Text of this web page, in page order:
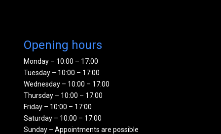
Opening hours
Monday – 10:00 – 17:00
Tuesday – 10:00 – 17:00
Wednesday – 10:00 – 17:00
Thursday – 10:00 – 17:00
Friday – 10:00 – 17:00
Saturday – 10:00 – 17:00
Sunday – Appointments are possible